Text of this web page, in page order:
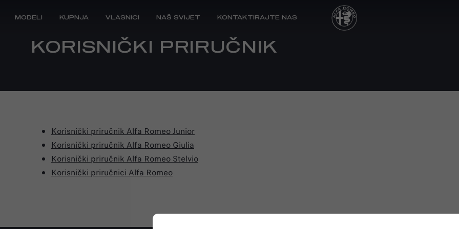
MODELI KUPNJA
VOZILA PRIVATNI KUPCI POSLOVNI KUPCI
VLASNICI NAŠ SVIJET KONTAKTIRAJTE NAS
KORISNIČKI PRIRUČNIK
Korisnički priručnik Alfa Romeo Junior
Korisnički priručnik Alfa Romeo Giulia
Korisnički priručnik Alfa Romeo Stelvio
Korisnički priručnici Alfa Romeo